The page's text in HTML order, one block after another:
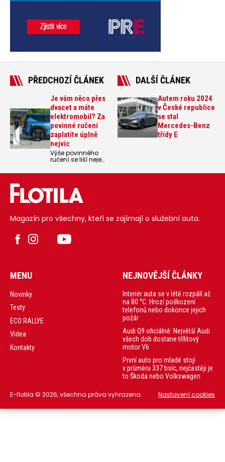
PŘEDCHOZÍ ČLÁNEK
Je vám něco přes
dvacet a máte
elektromobil? Za
povinné ručení
zaplatíte úplně
nejvíc
Výše povinného
ručení se liší nejen
auta a jeho ceny,
bydliště. A rozdíl
může dělat až 50%
DALŠÍ ČLÁNEK
Autem roku 2024
v České republice
se stal
Mercedes-Benz
třídy E
Magazín pro všechny, kteří se zajímají o služební auta.
MENU
Novinky
Testy
ECO RALLYE
Videa
Kontakty
NEJNOVĚJŠÍ ČLÁNKY
Interiér auta se v létě rozpálí až
na 80 °C. Hrozí poškození
telefonů nebo dokonce jejich
požár
Audi Q9 oficiálně: Největší Audi
všech dob dostane třílitový
motor V6
První auto pro mladé stojí
v průměru 337 tisíc, nejčastěji je
to Škoda nebo Volkswagen
E-flotila © 2026, všechna práva vyhrazena. Nastavení cookies